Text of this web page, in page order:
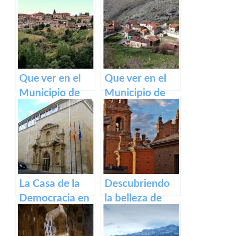
Santiago
Francés
Ventrosa de La
Rioja
Que ver en el
Municipio de
Lumbreras de
Cameros de La
Rioja
Que ver en el
Municipio de
Gallinero de
Cameros de La
Rioja
La Casa de la
Democracia en
Logroño: El
Parlamento de
Descubriendo
la belleza de
Alfaro: un
recorrido por el